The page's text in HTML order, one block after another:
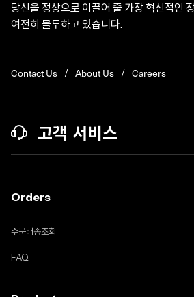
당신을 정상으로 이끌어 줄 가장 혁신적인
여전히 몰두하고 있습니다.
Contact Us About Us Careers
고객 서비스
Orders
주문배송조회
FAQ